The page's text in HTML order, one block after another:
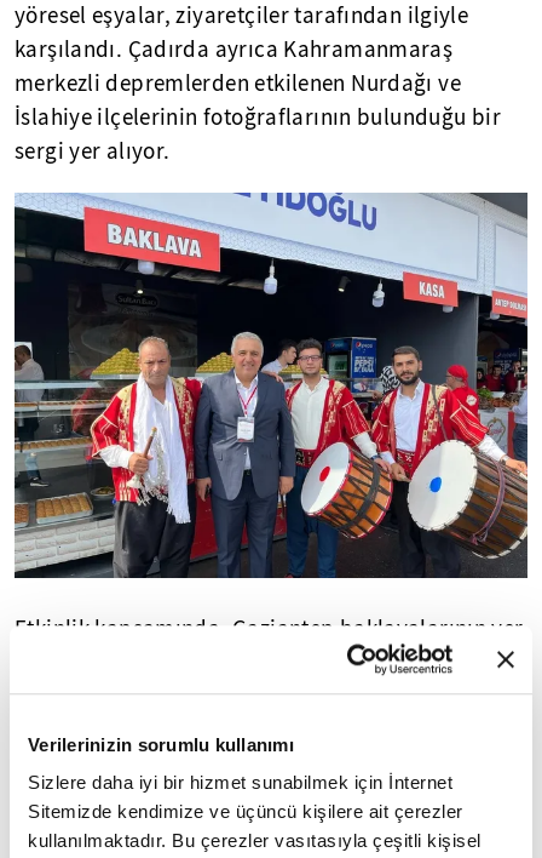
Verilerinizin sorumlu kullanımı
Sizlere daha iyi bir hizmet sunabilmek için İnternet
Sitemizde kendimize ve üçüncü kişilere ait çerezler
kullanılmaktadır. Bu çerezler vasıtasıyla çeşitli kişisel
yöresel eşyalar, ziyaretçiler tarafından ilgiyle
karşılandı. Çadırda ayrıca Kahramanmaraş
merkezli depremlerden etkilenen Nurdağı ve
İslahiye ilçelerinin fotoğraflarının bulunduğu bir
sergi yer alıyor.
Etkinlik kapsamında, Gaziantep baklavalarının yer
aldığı tepsi ile "en hızlı yeme" ve "tepsideki altını
bulma" yarışması düzenlendi.Gaziantep
Dernekleri Federasyonu Başkanı Hasan Demir,
yaptığı açıklamada, İstanbul'daki hemşehrilerini
etkinlik alanına gelmeye davet etti. Etkinlikyarın
sona erecek.